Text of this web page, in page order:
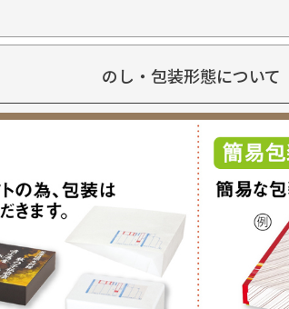
のし・包装形態について